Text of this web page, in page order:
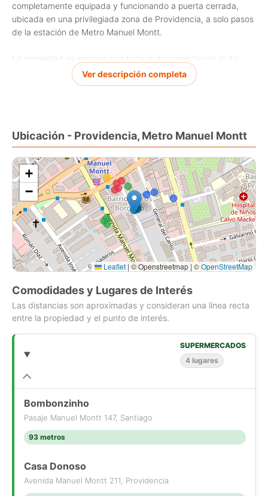
completamente equipada y funcionando a puerta cerrada,
ubicada en una privilegiada zona de Providencia, a solo pasos
de la estación de Metro Manuel Montt.
La propiedad se entrega con toda la documentación al día,
incluyendo Resolución Sanitaria SEREMI vigente y patente
comercial, lista para comenzar a operar de inmediato.
Sala de esterilización equipada.
2 privados.
Amplia recepción con moderno mesón central.
Baños para hombres y mujeres.
Equipamiento e instalaciones en excelente estado.
Espacios luminosos y muy bien distribuidos.
La clínica se encuentra impecable, con todas las condiciones
necesarias para continuar la actividad sin necesidad de
realizar inversiones adicionales. Una excelente alternativa para
odontólogos, inversionistas o centros de salud que buscan
Providencia.
Lista para llegar, instalarse y comenzar a atender.
Ver descripción completa
Ubicación - Providencia, Metro Manuel Montt
+
−
Leaflet | © Openstreetmap | ©OpenStreetMap
Comodidades y Lugares de Interés
Las distancias son aproximadas y consideran una línea recta
entre la propiedad y el punto de interés.
SUPERMERCADOS
4 lugares
Bombonzinho
Pasaje Manuel Montt 147, Santiago
93 metros
Casa Donoso
Avenida Manuel Montt 211, Providencia